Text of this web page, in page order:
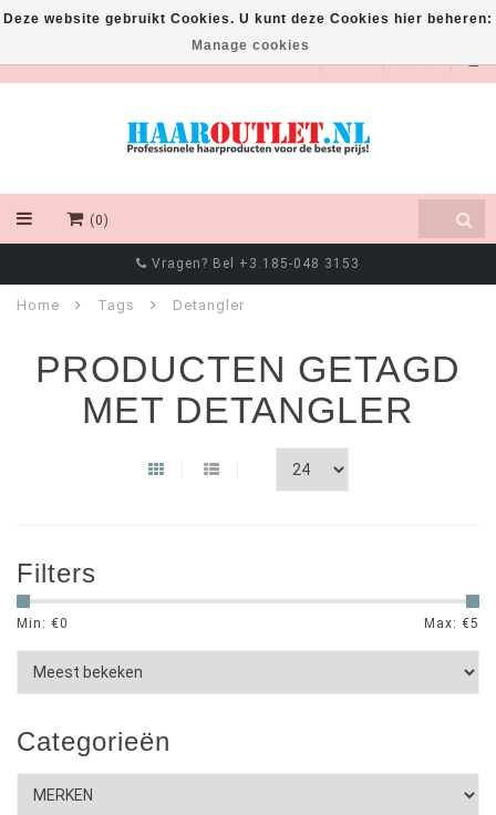
EUR
(0)
Vragen? Bel +3.185-048 3153
Home Tags Detangler
PRODUCTEN GETAGD
MET DETANGLER
Filters
Min: €0 Max: €5
Categorieën
Deze website gebruikt Cookies. U kunt deze Cookies hier beheren:
Manage cookies